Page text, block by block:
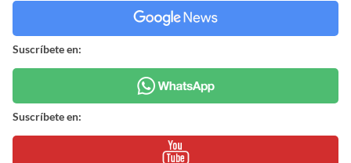
Suscríbete en:
Suscríbete en: